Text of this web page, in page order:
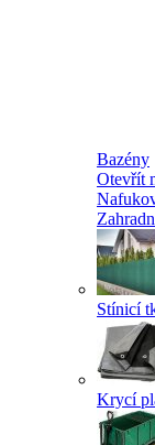
Bazény
Otevřít
Stínicí
Krycí